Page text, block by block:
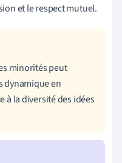
et le respect mutuel.
minorités peut
dynamique en
à la diversité des idées